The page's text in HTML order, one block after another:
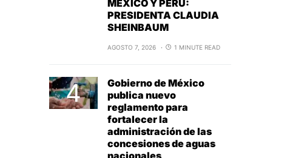
MÉXICO Y PERÚ:
PRESIDENTA CLAUDIA
SHEINBAUM
AGOSTO 7, 2026 1 MINUTE READ
Gobierno de México
publica nuevo
reglamento para
fortalecer la
administración de las
concesiones de aguas
nacionales